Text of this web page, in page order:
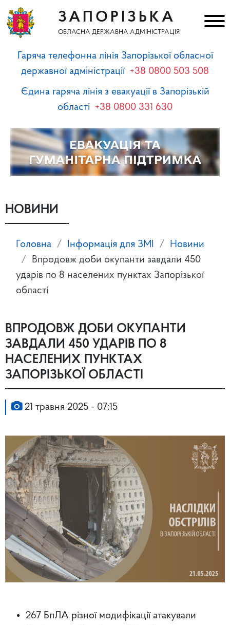
ЗАПОРІЗЬКА
ОБЛАСНА ДЕРЖАВНА АДМІНІСТРАЦІЯ
Гаряча телефонна лінія Запорізької обласної
державної адміністрації +38 0800 503 508
Єдина гаряча лінія з евакуації в Запорізькій
області +38 0800 331 630
НОВИНИ
Головна Інформація для ЗМІ
Новини
Впродовж доби окупанти завдали 450
ударів по 8 населених пунктах Запорізької
області
ВПРОДОВЖ ДОБИ ОКУПАНТИ
ЗАВДАЛИ 450 УДАРІВ ПО 8
НАСЕЛЕНИХ ПУНКТАХ
ЗАПОРІЗЬКОЇ ОБЛАСТІ
21 травня 2025 - 07:15
267 БпЛА різної модифікації атакували